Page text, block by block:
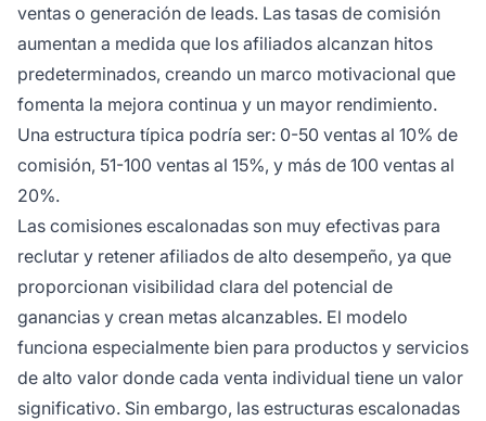
ventas o generación de leads. Las tasas de comisión
aumentan a medida que los afiliados alcanzan hitos
predeterminados, creando un marco motivacional que
fomenta la mejora continua y un mayor rendimiento.
Una estructura típica podría ser: 0-50 ventas al 10% de
comisión, 51-100 ventas al 15%, y más de 100 ventas al
20%.
Las comisiones escalonadas son muy efectivas para
reclutar y retener afiliados de alto desempeño, ya que
proporcionan visibilidad clara del potencial de
ganancias y crean metas alcanzables. El modelo
funciona especialmente bien para productos y servicios
de alto valor donde cada venta individual tiene un valor
significativo. Sin embargo, las estructuras escalonadas